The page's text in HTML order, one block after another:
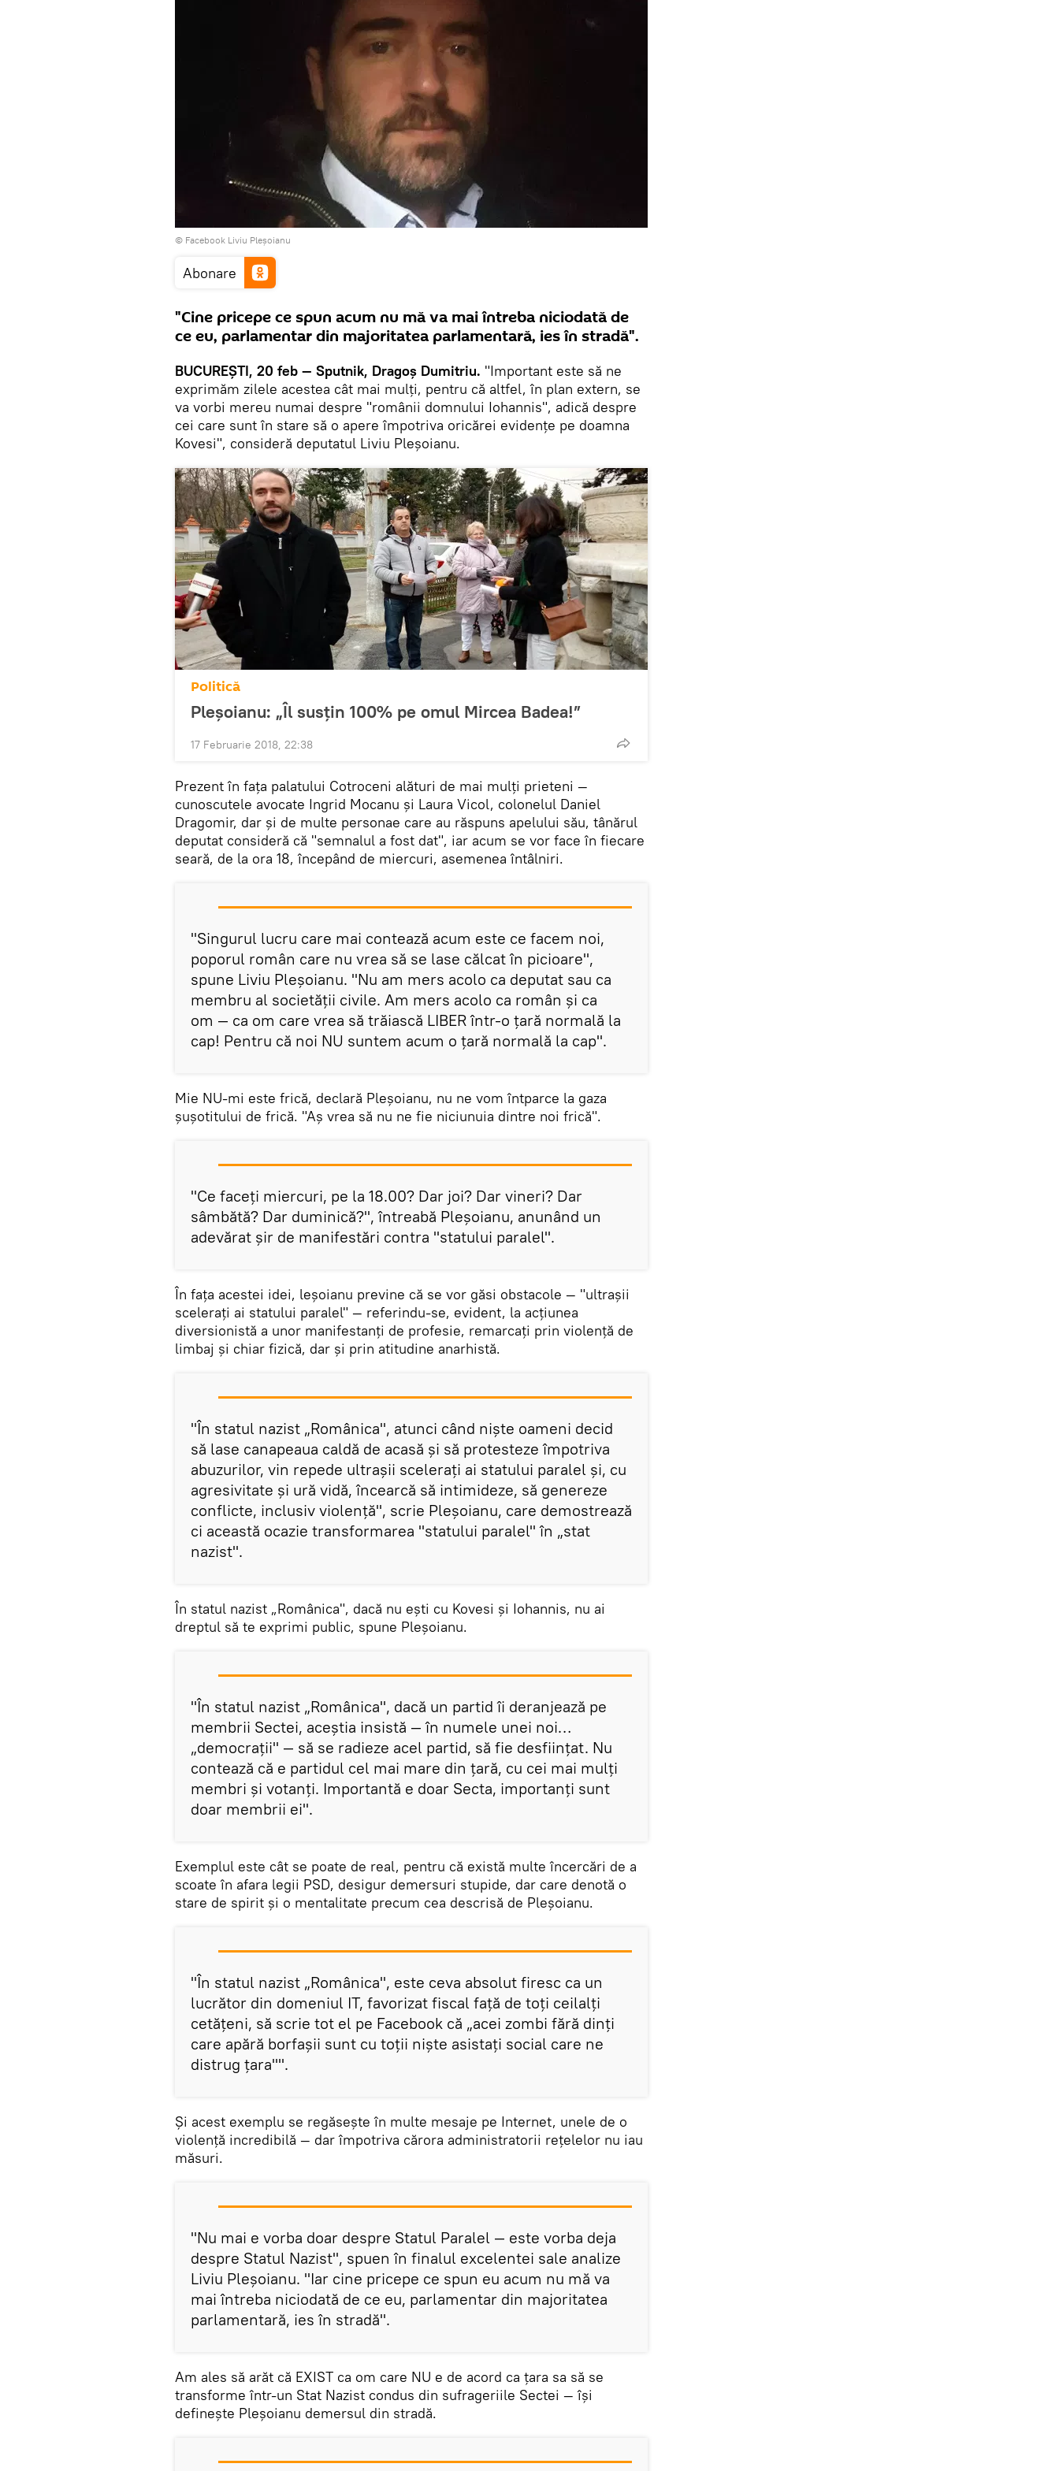
© Facebook Liviu Pleșoianu
Abonare
"Cine pricepe ce spun acum nu mă va mai întreba niciodată de
ce eu, parlamentar din majoritatea parlamentară, ies în stradă".
BUCUREȘTI, 20 feb — Sputnik, Dragoș Dumitriu. "Important este să ne
exprimăm zilele acestea cât mai mulți, pentru că altfel, în plan extern, se
va vorbi mereu numai despre "românii domnului Iohannis", adică despre
cei care sunt în stare să o apere împotriva oricărei evidențe pe doamna
Kovesi", consideră deputatul Liviu Pleșoianu.
Politică
Pleşoianu: „Îl susţin 100% pe omul Mircea Badea!”
17 Februarie 2018, 22:38
Prezent în fața palatului Cotroceni alături de mai mulți prieteni —
cunoscutele avocate Ingrid Mocanu și Laura Vicol, colonelul Daniel
Dragomir, dar și de multe personae care au răspuns apelului său, tânărul
deputat consideră că "semnalul a fost dat", iar acum se vor face în fiecare
seară, de la ora 18, începând de miercuri, asemenea întâlniri.
"Singurul lucru care mai contează acum este ce facem noi,
poporul român care nu vrea să se lase călcat în picioare",
spune Liviu Pleșoianu. "Nu am mers acolo ca deputat sau ca
membru al societății civile. Am mers acolo ca român și ca
om — ca om care vrea să trăiască LIBER într-o țară normală la
cap! Pentru că noi NU suntem acum o țară normală la cap".
Mie NU-mi este frică, declară Pleșoianu, nu ne vom întparce la gaza
șușotitului de frică. "Aș vrea să nu ne fie niciunuia dintre noi frică".
"Ce faceți miercuri, pe la 18.00? Dar joi? Dar vineri? Dar
sâmbătă? Dar duminică?", întreabă Pleșoianu, anunând un
adevărat șir de manifestări contra "statului paralel".
În fața acestei idei, leșoianu previne că se vor găsi obstacole — "ultrașii
scelerați ai statului paralel" — referindu-se, evident, la acțiunea
diversionistă a unor manifestanți de profesie, remarcați prin violență de
limbaj și chiar fizică, dar și prin atitudine anarhistă.
"În statul nazist „Românica", atunci când niște oameni decid
să lase canapeaua caldă de acasă și să protesteze împotriva
abuzurilor, vin repede ultrașii scelerați ai statului paralel și, cu
agresivitate și ură vidă, încearcă să intimideze, să genereze
conflicte, inclusiv violență", scrie Pleșoianu, care demostrează
ci această ocazie transformarea "statului paralel" în „stat
nazist".
În statul nazist „Românica", dacă nu ești cu Kovesi și Iohannis, nu ai
dreptul să te exprimi public, spune Pleșoianu.
"În statul nazist „Românica", dacă un partid îi deranjează pe
membrii Sectei, aceștia insistă — în numele unei noi…
„democrații" — să se radieze acel partid, să fie desființat. Nu
contează că e partidul cel mai mare din țară, cu cei mai mulți
membri și votanți. Importantă e doar Secta, importanți sunt
doar membrii ei".
Exemplul este cât se poate de real, pentru că există multe încercări de a
scoate în afara legii PSD, desigur demersuri stupide, dar care denotă o
stare de spirit și o mentalitate precum cea descrisă de Pleșoianu.
"În statul nazist „Românica", este ceva absolut firesc ca un
lucrător din domeniul IT, favorizat fiscal față de toți ceilalți
cetățeni, să scrie tot el pe Facebook că „acei zombi fără dinți
care apără borfașii sunt cu toții niște asistați social care ne
distrug țara"".
Și acest exemplu se regăsește în multe mesaje pe Internet, unele de o
violență incredibilă — dar împotriva cărora administratorii rețelelor nu iau
măsuri.
"Nu mai e vorba doar despre Statul Paralel — este vorba deja
despre Statul Nazist", spuen în finalul excelentei sale analize
Liviu Pleșoianu. "Iar cine pricepe ce spun eu acum nu mă va
mai întreba niciodată de ce eu, parlamentar din majoritatea
parlamentară, ies în stradă".
Am ales să arăt că EXIST ca om care NU e de acord ca țara sa să se
transforme într-un Stat Nazist condus din sufrageriile Sectei — își
definește Pleșoianu demersul din stradă.